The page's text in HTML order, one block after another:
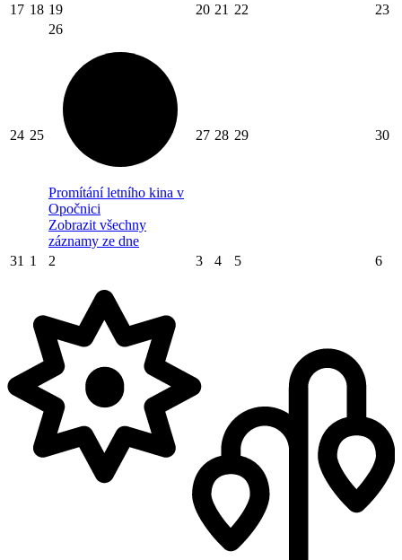
17 18 19 20 21 22 23
24 25
26
Promítání letního kina v
Opočnici
Zobrazit všechny
záznamy ze dne
27 28 29 30
31 1 2 3 4 5 6